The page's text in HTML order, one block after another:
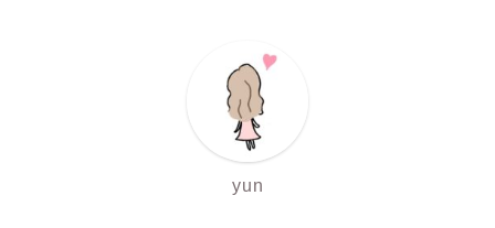
yun